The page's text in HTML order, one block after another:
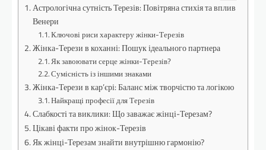
Астрологічна сутність Терезів: Повітряна стихія та вплив
Венери
Ключові риси характеру жінки-Терезів
Жінка-Терези в коханні: Пошук ідеального партнера
Як завоювати серце жінки-Терезів?
Сумісність із іншими знаками
Жінка-Терези в кар’єрі: Баланс між творчістю та логікою
Найкращі професії для Терезів
Слабкості та виклики: Що заважає жінці-Терезам?
Цікаві факти про жінок-Терезів
Як жінці-Терезам знайти внутрішню гармонію?